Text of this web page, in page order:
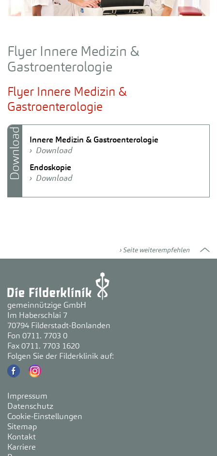
Flyer Innere Medizin &
Gastroenterologie
Flyer Innere Medizin &
Gastroenterologie
Download
Innere Medizin & Gastroenterologie
Download
Endoskopie
Download
Seite weiterempfehlen
gemeinnützige GmbH
Im Haberschlai 7
70794 Filderstadt-Bonlanden
Fon 0711. 7703 0
Fax 0711. 7703 1620
Folgen Sie der Filderklinik auf:
Impressum
Datenschutz
Cookie-Einstellungen
Sitemap
Kontakt
Karriere